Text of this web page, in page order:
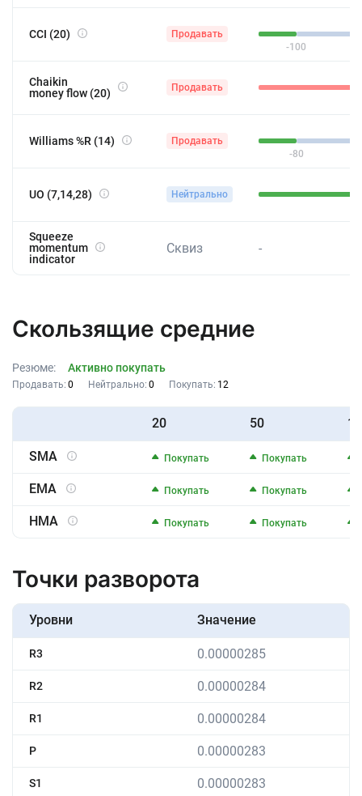
CCI (20)
Продавать
-100
Chaikin
money flow (20)
Продавать
Williams %R (14)
Продавать
-80
UO (7,14,28) Нейтрально
Squeeze
momentum
indicator
Сквиз -
Скользящие средние
Резюме: Активно покупать
Продавать: 0 Нейтрально: 0 Покупать: 12
20 50
SMA Покупать Покупать
EMA Покупать Покупать
HMA Покупать Покупать
Точки разворота
Уровни Значение
R3 0.00000285
R2 0.00000284
R1 0.00000284
P 0.00000283
S1 0.00000283